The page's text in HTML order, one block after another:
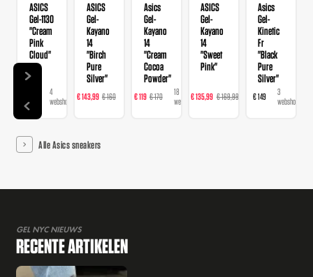
ASICS
Gel-1130
"Cream
Pink
Cloud"
4
webshops
ASICS
Gel-
Kayano
14
"Birch
Pure
Silver"
€ 143,99 € 160
webshops
Asics
Gel-
Kayano
14
"Cream
Cocoa
Powder"
€ 119 € 170
18
webshops
ASICS
Gel-
Kayano
14
"Sweet
Pink"
€ 135,99 € 169,99
23
webshops
Asics
Gel-
Kinetic
Fr
"Black
Pure
Silver"
€ 149
3
webshops
Alle Asics sneakers
GEL NYC NIEUWS
RECENTE ARTIKELEN